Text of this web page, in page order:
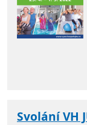
Svolání VH